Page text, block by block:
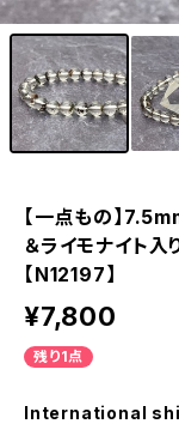
【一点もの】
＆ライモナイト
【N12197】
¥7,800
残り1点
International